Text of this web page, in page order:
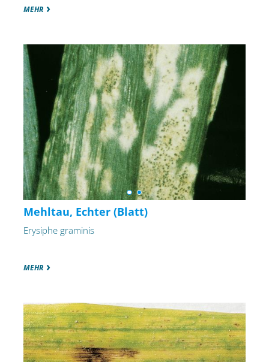
MEHR
Mehltau, Echter (Blatt)
Erysiphe graminis
MEHR